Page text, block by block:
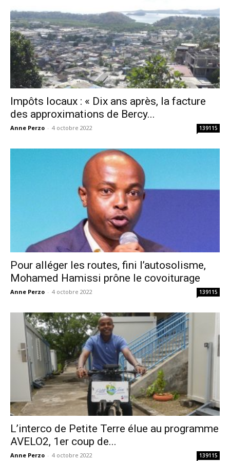
Impôts locaux : « Dix ans après, la facture
des approximations de Bercy...
Anne Perzo - 4 octobre 2022 139115
Pour alléger les routes, fini l’autosolisme,
Mohamed Hamissi prône le covoiturage
Anne Perzo - 4 octobre 2022 139115
L’interco de Petite Terre élue au programme
AVELO2, 1er coup de...
Anne Perzo - 4 octobre 2022 139115